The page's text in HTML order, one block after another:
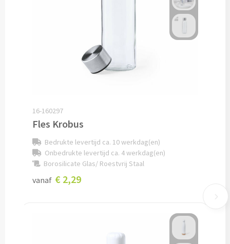
Pepermunt bedrukken
Snoeppotten bedrukken
Snoep bedrukken
Lollies bedrukken
Chocolade & Bonbons bedrukken
16-160297
Fles Krobus
Bedrukte levertijd ca. 10 werkdag(en)
Onbedrukte levertijd ca. 4 werkdag(en)
Borosilicate Glas/ Roestvrij Staal
vanaf € 2,29